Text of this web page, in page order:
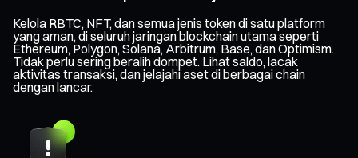
Kelola RBTC, NFT, dan semua jenis token di satu platform
yang aman, di seluruh jaringan blockchain utama seperti
Ethereum, Polygon, Solana, Arbitrum, Base, dan Optimism.
Tidak perlu sering beralih dompet. Lihat saldo, lacak
aktivitas transaksi, dan jelajahi aset di berbagai chain
dengan lancar.